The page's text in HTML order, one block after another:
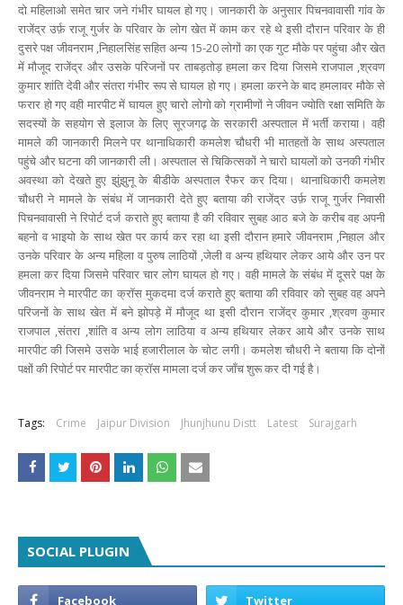
दो महिलाओ समेत चार जने गंभीर घायल हो गए। जानकारी के अनुसार पिचनवावासी गांव के
राजेंद्र उर्फ़ राजू गुर्जर के परिवार के लोग खेत में काम कर रहे थे इसी दौरान परिवार के ही
दुसरे पक्ष जीवनराम ,निहालसिंह सहित अन्य 15-20 लोगों का एक गुट मौके पर पहुंचा और खेत
में मौजूद राजेंद्र और उसके परिजनों पर ताबड़तोड़ हमला कर दिया जिसमे राजपाल ,श्रवण
कुमार शांति देवी और संतरा गंभीर रूप से घायल हो गए। हमला करने के बाद हमलावर मौके से
फरार हो गए वही मारपीट में घायल हुए चारो लोगो को ग्रामीणों ने जीवन ज्योति रक्षा समिति के
सदस्यों के सहयोग से इलाज के लिए सूरजगढ़ के सरकारी अस्पताल में भर्ती कराया। वही
मामले की जानकारी मिलने पर थानाधिकारी कमलेश चौधरी भी मातहतों के साथ अस्पताल
पहुंचे और घटना की जानकारी ली। अस्पताल से चिकित्सकों ने चारो घायलों को उनकी गंभीर
अवस्था को देखते हुए झुंझुनू के बीडीके अस्पताल रैफर कर दिया। थानाधिकारी कमलेश
चौधरी ने मामले के संबंध में जानकारी देते हुए बताया की राजेंद्र उर्फ़ राजू गुर्जर निवासी
पिचनवावासी ने रिपोर्ट दर्ज कराते हुए बताया है की रविवार सुबह आठ बजे के करीब वह अपनी
बहनो व भाइयो के साथ खेत पर कार्य कर रहा था इसी दौरान हमारे जीवनराम ,निहाल और
उनके परिवार के अन्य महिला व पुरुष लाठियों ,जेली व अन्य हथियार लेकर आये और उन पर
हमला कर दिया जिसमे परिवार चार लोग घायल हो गए। वही मामले के संबंध में दूसरे पक्ष के
जीवनराम ने मारपीट का क्रॉस मुकदमा दर्ज कराते हुए बताया की रविवार को सुबह वह अपने
परिजनों के साथ खेत में बने झोपड़े में मौजूद था इसी दौरान राजेंद्र कुमार ,श्रवण कुमार
राजपाल ,संतरा ,शांति व अन्य लोग लाठिया व अन्य हथियार लेकर आये और उनके साथ
मारपीट की जिसमे उसके भाई हजारीलाल के चोट लगी। कमलेश चौधरी ने बताया कि दोनों
पक्षों की रिपोर्ट पर मारपीट का क्रॉस मामला दर्ज कर जाँच शुरू कर दी गई है।
Tags: Crime Jaipur Division Jhunjhunu Distt Latest Surajgarh
SOCIAL PLUGIN